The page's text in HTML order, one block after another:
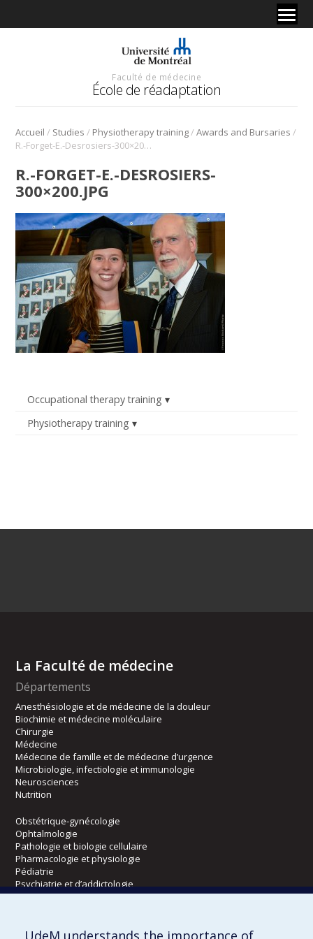
Faculté de médecine
École de réadaptation
Accueil / Studies / Physiotherapy training/Awards and Bursaries /
R.-Forget-E.-Desrosiers-300×200.jpg
Occupational therapy training
Physiotherapy training
R.-FORGET-E.-DESROSIERS-
300×200.JPG
La Faculté de médecine
Départements
Anesthésiologie et de médecine de la douleur
Biochimie et médecine moléculaire
Chirurgie
Médecine
Médecine de famille et de médecine d’urgence
Microbiologie, infectiologie et immunologie
Neurosciences
Nutrition
Obstétrique-gynécologie
Ophtalmologie
Pathologie et biologie cellulaire
Pharmacologie et physiologie
Pédiatrie
Psychiatrie et d’addictologie
Radiologie, radio-oncologie et médecine nucléaire
UdeM understands the importance of